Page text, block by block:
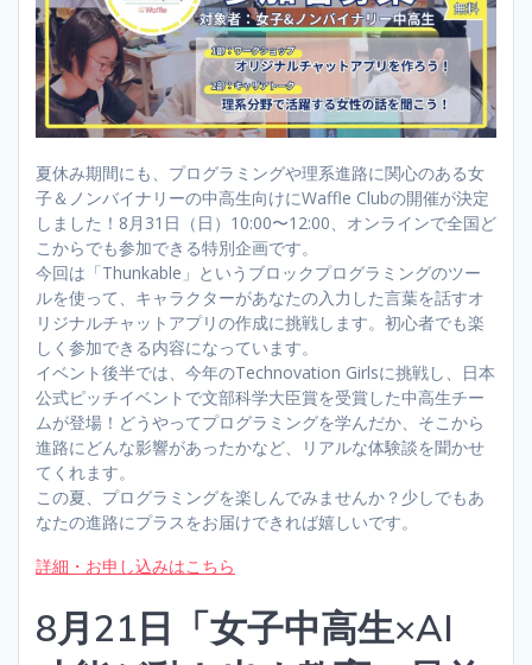
夏休み期間にも、プログラミングや理系進路に関心のある女
子＆ノンバイナリーの中高生向けにWaffle Clubの開催が決定
しました！8月31日（日）10:00〜12:00、オンラインで全国ど
こからでも参加できる特別企画です。
今回は「Thunkable」というブロックプログラミングのツー
ルを使って、キャラクターがあなたの入力した言葉を話すオ
リジナルチャットアプリの作成に挑戦します。初心者でも楽
しく参加できる内容になっています。
イベント後半では、今年のTechnovation Girlsに挑戦し、日本
公式ピッチイベントで文部科学大臣賞を受賞した中高生チー
ムが登場！どうやってプログラミングを学んだか、そこから
進路にどんな影響があったかなど、リアルな体験談を聞かせ
てくれます。
この夏、プログラミングを楽しんでみませんか？少しでもあ
なたの進路にプラスをお届けできれば嬉しいです。
詳細・お申し込みはこちら
8月21日「女子中高生×AI